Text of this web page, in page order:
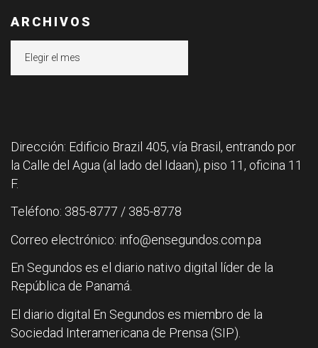
ARCHIVOS
Dirección: Edificio Brazil 405, vía Brasil, entrando por
la Calle del Agua (al lado del Idaan), piso 11, oficina 11
F.
Teléfono: 385-8777 / 385-8778
Correo electrónico: info@ensegundos.com.pa
En Segundos es el diario nativo digital líder de la
República de Panamá.
El diario digital En Segundos es miembro de la
Sociedad Interamericana de Prensa (SIP).